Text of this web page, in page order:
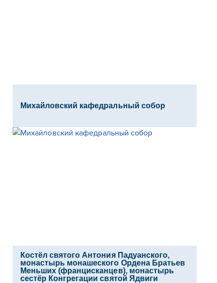
Михайловский кафедральный собор
Костёл святого Антония Падуанского,
монастырь монашеского Ордена Братьев
Меньших (францисканцев), монастырь
сестёр Конгрегации святой Ядвиги